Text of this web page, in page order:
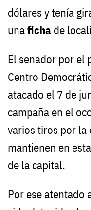
dólares y tenía
unaficha de
El senador por el
Centro
atacado el 7 de
campaña en el
varios tiros por la
mantienen en
de la capital.
Por ese atentado